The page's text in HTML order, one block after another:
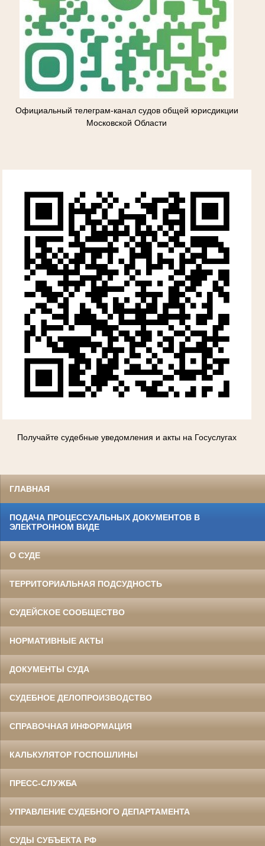
Официальный телеграм-канал судов общей юрисдикции
Московской Области
Получайте судебные уведомления и акты на Госуслугах
ГЛАВНАЯ
ПОДАЧА ПРОЦЕССУАЛЬНЫХ ДОКУМЕНТОВ В
ЭЛЕКТРОННОМ ВИДЕ
О СУДЕ
ТЕРРИТОРИАЛЬНАЯ ПОДСУДНОСТЬ
СУДЕЙСКОЕ СООБЩЕСТВО
НОРМАТИВНЫЕ АКТЫ
ДОКУМЕНТЫ СУДА
СУДЕБНОЕ ДЕЛОПРОИЗВОДСТВО
СПРАВОЧНАЯ ИНФОРМАЦИЯ
КАЛЬКУЛЯТОР ГОСПОШЛИНЫ
ПРЕСС-СЛУЖБА
УПРАВЛЕНИЕ СУДЕБНОГО ДЕПАРТАМЕНТА
СУДЫ СУБЪЕКТА РФ